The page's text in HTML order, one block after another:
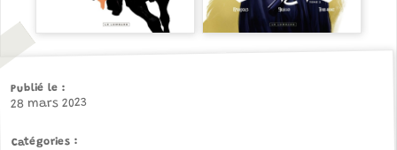
Publié le
28 mars 2023
Catégories